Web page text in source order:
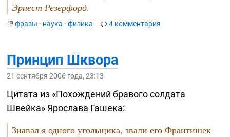
Эрнест Резерфорд.
фразы · наука ·физика 4 комментария
Принцип Шквора
21 сентября 2006 года, 23:13
Цитата из «Похождений бравого солдата
Швейка» Ярослава Гашека:
Знавал я одного угольщика, звали его Франтишек